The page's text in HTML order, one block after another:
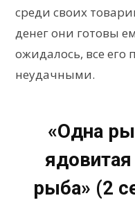
среди своих
денег они готовы
ожидалось, все его
неудачными.
«Одна
рыба» (2